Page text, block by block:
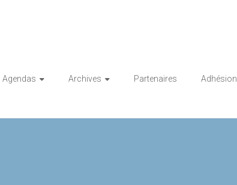
Agendas Archives Partenaires Adhésion